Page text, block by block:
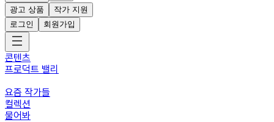
광고 상품
작가 지원
로그인
회원가입
콘텐츠
프로덕트 밸리
요즘 작가들
컬렉션
물어봐